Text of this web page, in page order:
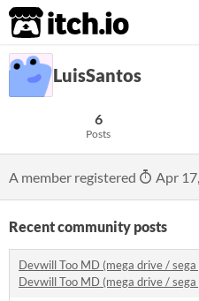
itch.io
LuisSantos
6
Posts
A member registered Apr
Recent community posts
Devwill Too MD (mega drive /
Devwill Too MD (mega drive /